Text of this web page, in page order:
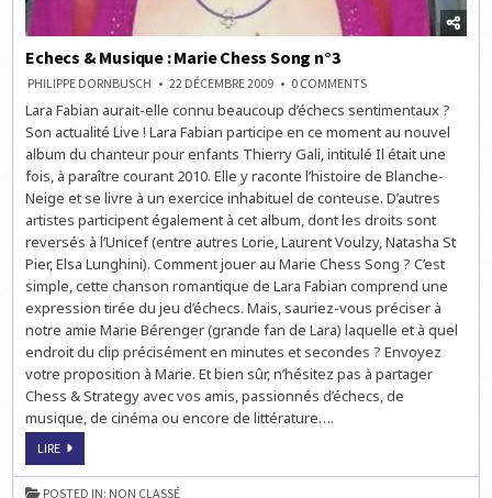
Echecs & Musique : Marie Chess Song n°3
PHILIPPE DORNBUSCH 22 DÉCEMBRE 2009 0 COMMENTSON
&
:
MARIE
CHESS
SONG
Lara Fabian aurait-elle connu beaucoup d’échecs sentimentaux ?
Son actualité Live ! Lara Fabian participe en ce moment au nouvel
album du chanteur pour enfants Thierry Gali, intitulé Il était une
fois, à paraître courant 2010. Elle y raconte l’histoire de Blanche-
Neige et se livre à un exercice inhabituel de conteuse. D’autres
artistes participent également à cet album, dont les droits sont
reversés à l’Unicef (entre autres Lorie, Laurent Voulzy, Natasha St
Pier, Elsa Lunghini). Comment jouer au Marie Chess Song ? C’est
simple, cette chanson romantique de Lara Fabian comprend une
expression tirée du jeu d’échecs. Mais, sauriez-vous préciser à
notre amie Marie Bérenger (grande fan de Lara) laquelle et à quel
endroit du clip précisément en minutes et secondes ? Envoyez
votre proposition à Marie. Et bien sûr, n’hésitez pas à partager
Chess & Strategy avec vos amis, passionnés d’échecs, de
musique, de cinéma ou encore de littérature….
LIREECHECS
MUSIQUE
:
POSTED IN: NON CLASSÉ